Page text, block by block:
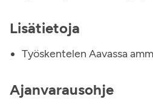
Lisätietoja
Työskentelen Aavassa
Ajanvarausohje